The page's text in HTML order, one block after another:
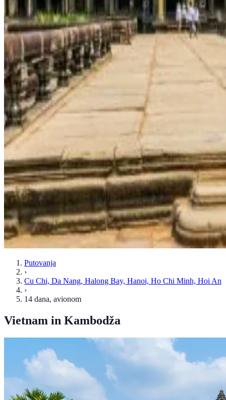
Putovanja
›
Cu Chi, Da Nang, Halong Bay, Hanoi, Ho Chi Minh, Hoi An
›
14 dana, avionom
Vietnam in Kambodža